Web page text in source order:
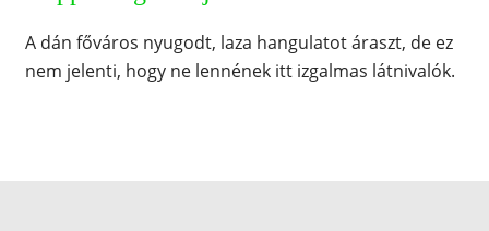
A dán főváros nyugodt, laza hangulatot áraszt, de ez
nem jelenti, hogy ne lennének itt izgalmas látnivalók.